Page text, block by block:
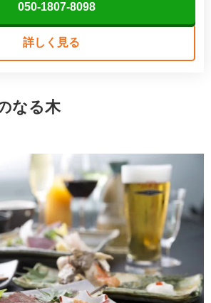
050-1807-8098
詳しく見る
なる木